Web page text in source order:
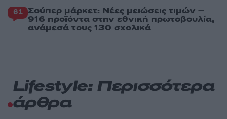
61 Σούπερ μάρκετ: Νέες μειώσεις τιμών –
916 προϊόντα στην εθνική πρωτοβουλία,
ανάμεσά τους 130 σχολικά
Lifestyle: Περισσότερα
άρθρα